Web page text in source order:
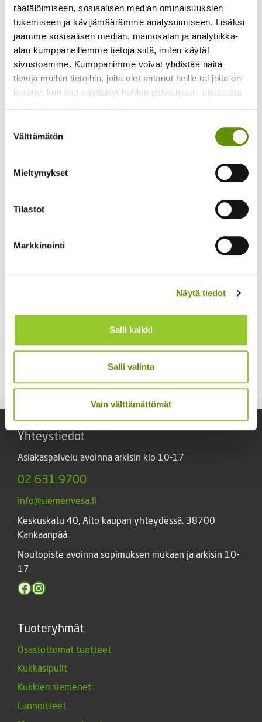
räätälöimiseen, sosiaalisen median ominaisuuksien
tukemiseen ja kävijämäärämme analysoimiseen. Lisäksi
jaamme sosiaalisen median, mainosalan ja analytiikka-
alan kumppaneillemme tietoja siitä, miten käytät
sivustoamme. Kumppanimme voivat yhdistää näitä
tietoja muihin tietoihin, joita olet antanut heille tai joita on
kerätty, kun olet käyttänyt heidän palvelujaan. Lisätietoa
valinta
Välttämätön
Mieltymykset
Tilastot
Markkinointi
Näytä tiedot
Salli kaikki
Salli valinta
Vain välttämättömät
4,20€
Alkuperäinen
hinta
oli:
4,20 €.
3,20€Nykyinen
hinta
on:
3,20 €.
Sisältää
arvonlisäveron
Aitoelämänlanka
2,70
Kääpiöauringonkukka
Sisältää arvonlisäveron
Hämähäkkikukka
sekoitus
Tuoksuherne Little
Sweetheart (an)
2,80
Yhteystiedot
Asiakaspalvelu avoinna arkisin klo 10-17
02 631 9700
info@siemenvesa.fi
Keskuskatu 40, Aito kaupan yhteydessä. 38700
Kankaanpää.
Noutopiste avoinna sopimuksen mukaan ja arkisin 10-
17.
Facebook
Instagram
Tuoteryhmät
Osastottomat tuotteet
Kukkasipulit
Kukkien siemenet
Lannoitteet